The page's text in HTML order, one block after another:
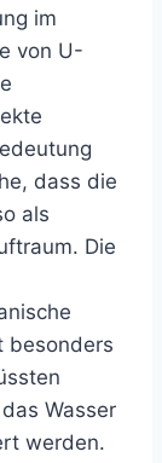
im
von U-
dass die
als
Die
besonders
Wasser
werden.